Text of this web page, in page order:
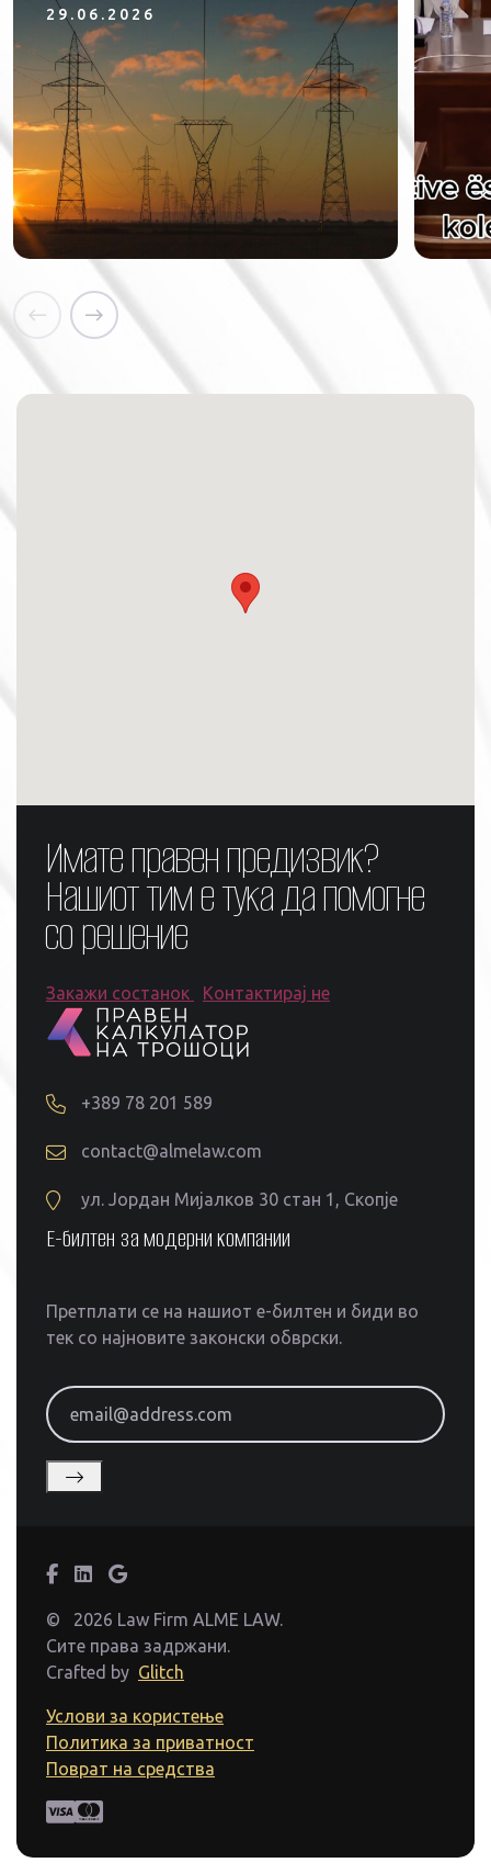
29.06.2026
Имате правен предизвик?
Нашиот тим е тука да помогне
со решение
Закажи состанок Контактирај не
+389 78 201 589
contact@almelaw.com
ул. Јордан Мијалков 30 стан 1, Скопје
Е-билтен за модерни компании
Претплати се на нашиот е-билтен и биди во
тек со најновите законски обврски.
email@address.com
©
2026 Law Firm ALME LAW.
Сите права задржани.
Crafted by Glitch
Услови за користење
Политика за приватност
Поврат на средства